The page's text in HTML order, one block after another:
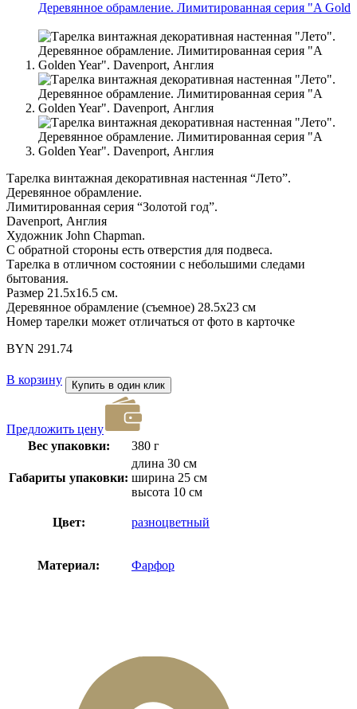
Тарелка винтажная декоративная настенная “Лето”.
Деревянное обрамление.
Лимитированная серия “Золотой год”.
Davenport, Англия
Художник John Chapman.
С обратной стороны есть отверстия для подвеса.
Тарелка в отличном состоянии с небольшими следами
бытования.
Размер 21.5х16.5 см.
Деревянное обрамление (съемное) 28.5х23 см
Номер тарелки может отличаться от фото в карточке
BYN 291.74
В корзину Купить в один клик
Предложить цену
Вес упаковки:
380 г
Габариты упаковки:
длина 30 см
ширина 25 см
высота 10 см
Цвет: разноцветный
Материал: Фарфор